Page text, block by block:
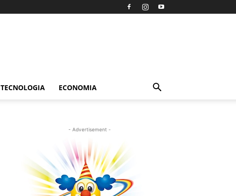
TECNOLOGIA ECONOMIA
- Advertisement -